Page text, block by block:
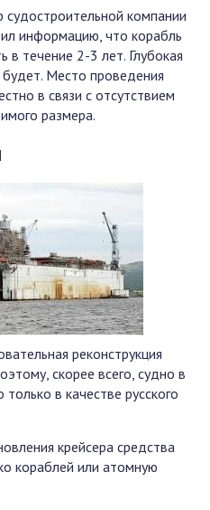
компании
информацию, что корабль
в течение 2-3 лет. Глубокая
Место проведения
в связи с отсутствием
размера.
реконструкция
скорее всего, судно в
в качестве русского
крейсера средства
кораблей или атомную